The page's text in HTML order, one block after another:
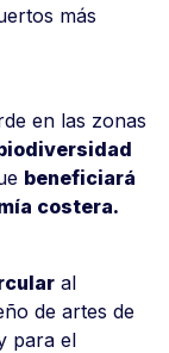
más
en las zonas
beneficiará
costera.
al
de artes de
para el